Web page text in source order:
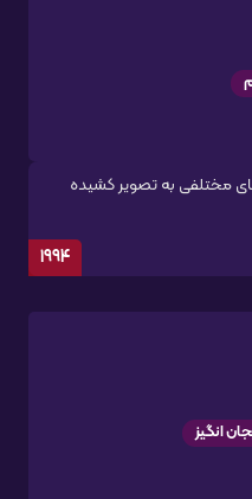
مختلفی به تصویر کشیده
1994
انگیز